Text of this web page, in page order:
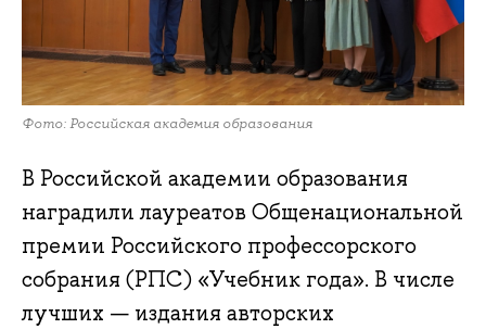
Фото: Российская академия образования
В Российской академии образования
наградили лауреатов Общенациональной
премии Российского профессорского
собрания (РПС) «Учебник года». В числе
лучших — издания авторских